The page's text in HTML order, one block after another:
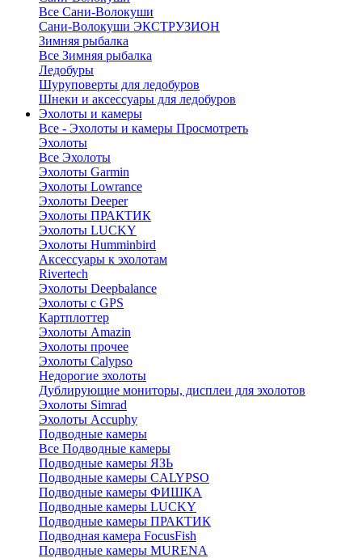
Все Сани-Волокуши
Сани-Волокуши ЭКСТРУЗИОН
Зимняя рыбалка
Все Зимняя рыбалка
Ледобуры
Шуруповерты для ледобуров
Шнеки и аксессуары для ледобуров
Эхолоты и камеры
Все - Эхолоты и камеры Просмотреть
Эхолоты
Все Эхолоты
Эхолоты Garmin
Эхолоты Lowrance
Эхолоты Deeper
Эхолоты ПРАКТИК
Эхолоты LUCKY
Эхолоты Humminbird
Аксессуары к эхолотам
Rivertech
Эхолоты Deepbalance
Эхолоты с GPS
Картплоттер
Эхолоты Amazin
Эхолоты прочее
Эхолоты Calypso
Недорогие эхолоты
Дублирующие мониторы, дисплеи для эхолотов
Эхолоты Simrad
Эхолоты Accuphy
Подводные камеры
Все Подводные камеры
Подводные камеры ЯЗЬ
Подводные камеры CALYPSO
Подводные камеры ФИШКА
Подводные камеры LUCKY
Подводные камеры ПРАКТИК
Подводная камера FocusFish
Подводные камеры MURENA